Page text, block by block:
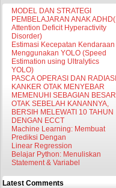
MODEL DAN STRATEGI
PEMBELAJARAN ANAK ADHD(
Attention Deficit Hyperactivity
Disorder)
Estimasi Kecepatan Kendaraan
Menggunakan YOLO (Speed
Estimation using Ultralytics
YOLO)
PASCA OPERASI DAN RADIASI
KANKER OTAK MENYEBAR
MEMENUHI SEBAGIAN BESAR
OTAK SEBELAH KANANNYA,
BERSIH MELEWATI 10 TAHUN
DENGAN ECCT
Machine Learning: Membuat
Prediksi Dengan
Linear Regression
Belajar Python: Menuliskan
Statement & Variabel
Latest Comments